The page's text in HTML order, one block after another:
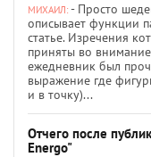
МИХАИЛ: - Просто
описывает функции
статье. Изречения
приняты во
ежедневник был
выражение где
и в точку)...
Отчего после
Energo"